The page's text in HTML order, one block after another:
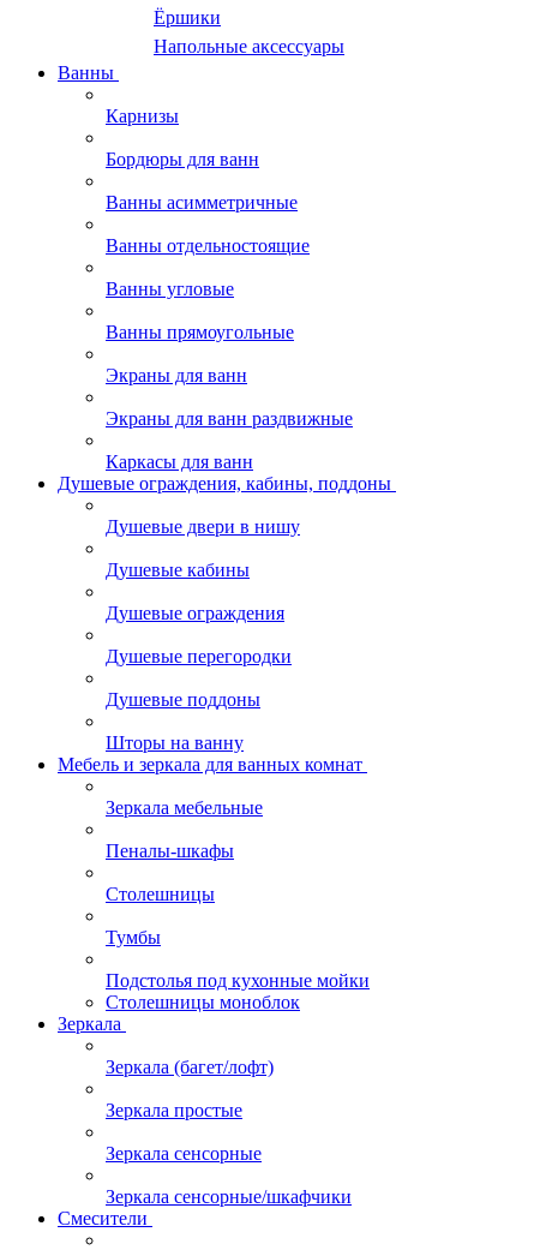
Ёршики
Напольные аксессуары
Ванны
Карнизы
Бордюры для ванн
Ванны асимметричные
Ванны отдельностоящие
Ванны угловые
Ванны прямоугольные
Экраны для ванн
Экраны для ванн раздвижные
Каркасы для ванн
Душевые ограждения, кабины, поддоны
Душевые двери в нишу
Душевые кабины
Душевые ограждения
Душевые перегородки
Душевые поддоны
Шторы на ванну
Мебель и зеркала для ванных комнат
Зеркала мебельные
Пеналы-шкафы
Столешницы
Тумбы
Подстолья под кухонные мойки
Столешницы моноблок
Зеркала
Зеркала (багет/лофт)
Зеркала простые
Зеркала сенсорные
Зеркала сенсорные/шкафчики
Смесители